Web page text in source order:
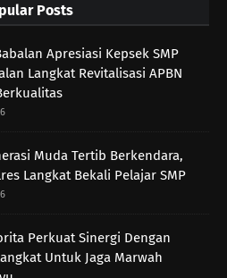
Posts
Apresiasi Kepsek SMP
Langkat Revitalisasi APBN
Muda Tertib Berkendara,
Langkat Bekali Pelajar SMP
Perkuat Sinergi Dengan
Untuk Jaga Marwah